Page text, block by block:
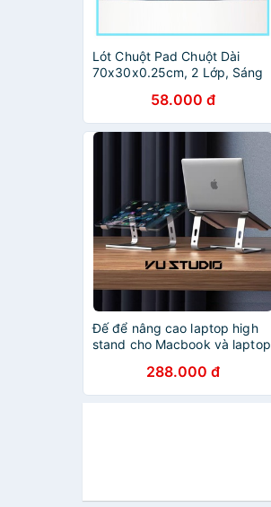
Lót Chuột Pad Chuột Dài
70x30x0.25cm, 2 Lớp, Sáng
58.000 đ
Đế để nâng cao laptop high
stand cho Macbook và laptop
rộng Ximi X2288.000 đ